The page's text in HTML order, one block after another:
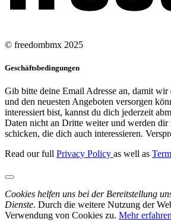
© freedombmx 2025
Geschäftsbedingungen
Gib bitte deine Email Adresse an, damit
und den neuesten Angeboten versorgen
interessiert bist, kannst du dich jederzeit
Daten nicht an Dritte weiter und werden dir
schicken, die dich auch interessieren.
Read our full Privacy Policy as well as
Cookies helfen uns bei der Bereitstellung
Dienste. Durch die weitere Nutzung der
Verwendung von Cookies zu. Mehr erfahren